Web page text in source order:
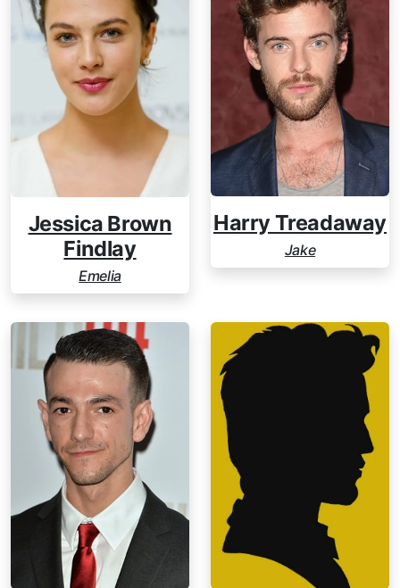
Jessica Brown
Findlay
Emelia
Harry Treadaway
Jake